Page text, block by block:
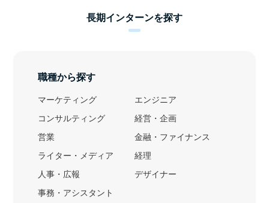
長期インターンを探す
職種から探す
マーケティング エンジニア
コンサルティング 経営・企画
営業 金融・ファイナンス
ライター・メディア 経理
人事・広報 デザイナー
事務・アシスタント